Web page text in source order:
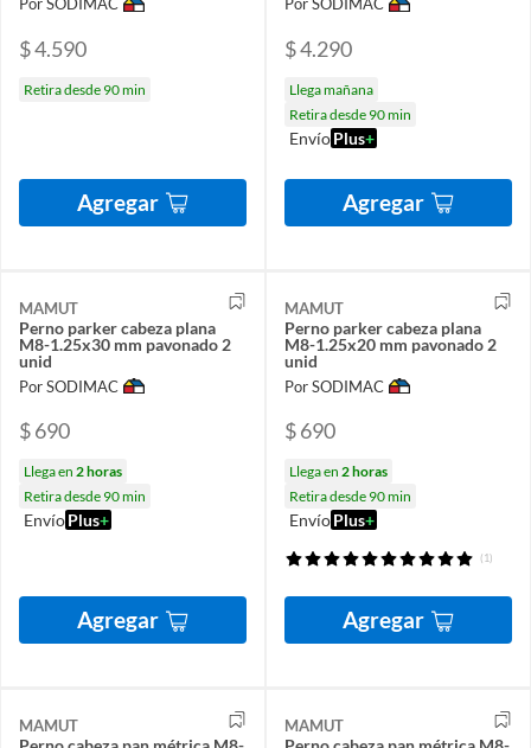
Por SODIMAC
$ 4.590
Retira desde 90 min
Agregar
Por SODIMAC
$ 4.290
Llega mañana
Retira desde 90 min
EnvíoPlus+
Agregar
MAMUT
Perno parker cabeza plana
M8-1.25x30 mm pavonado 2
unid
Por SODIMAC
$ 690
Llega en 2 horas
Retira desde 90 min
EnvíoPlus+
Agregar
MAMUT
Perno parker cabeza plana
M8-1.25x20 mm pavonado 2
unid
Por SODIMAC
$ 690
Llega en 2 horas
Retira desde 90 min
EnvíoPlus+
(1)
Agregar
MAMUT MAMUT